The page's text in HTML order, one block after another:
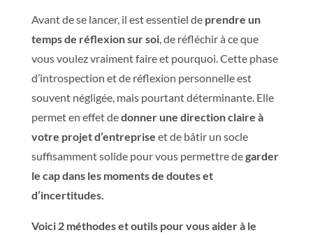
Avant de se lancer, il est essentiel de prendre un
temps de réflexion sur soi, de réfléchir à ce que
vous voulez vraiment faire et pourquoi. Cette phase
d’introspection et de réflexion personnelle est
souvent négligée, mais pourtant déterminante. Elle
permet en effet dedonner une direction claire à
votre projet d’entreprise et de bâtir un socle
suffisamment solide pour vous permettre degarder
le cap dans les moments de doutes et
d’incertitudes.
Voici 2 méthodes et outils pour vous aider à le